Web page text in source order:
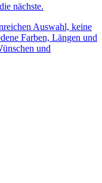
nächste.
Auswahl, keine
Farben, Längen und
und